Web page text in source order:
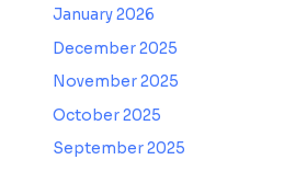
January 2026
December 2025
November 2025
October 2025
September 2025